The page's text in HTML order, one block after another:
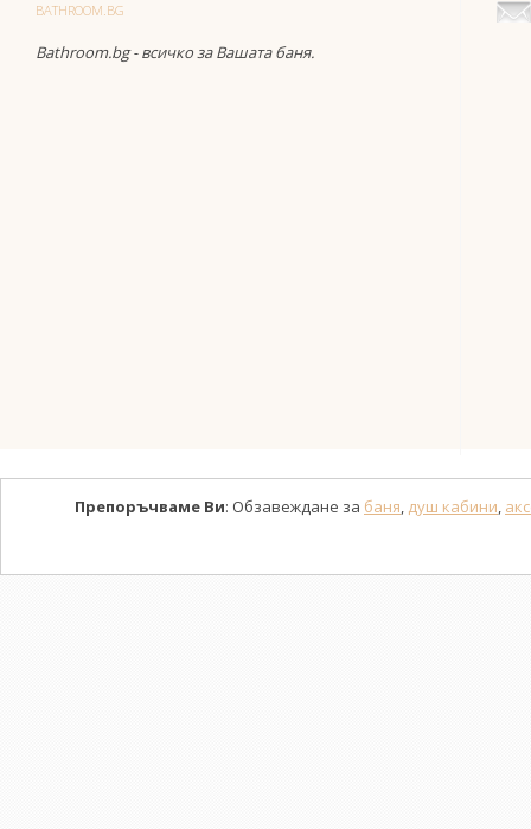
BATHROOM.BG
Bathroom.bg - всичко за Вашата баня.
Препоръчваме Ви: Обзавеждане за баня, душ кабини,